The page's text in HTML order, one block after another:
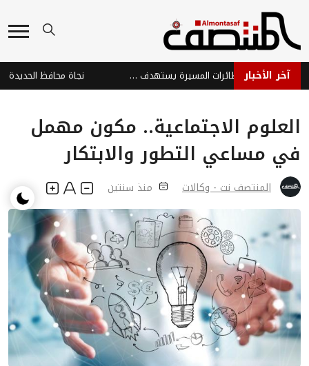
آخر الأخبار هجوم حوثي بالصواريخ والطائرات المسيرة يستهدف ميناء المخا والساحل الغربي
العلوم الاجتماعية.. مكون مهمل
في مساعي التطور والابتكار
المنتصف نت - وكالات منذ سنتين